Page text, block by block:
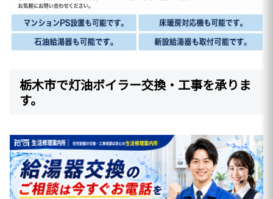
栃木市で灯油ボイラー交換・工事を承りま
す。